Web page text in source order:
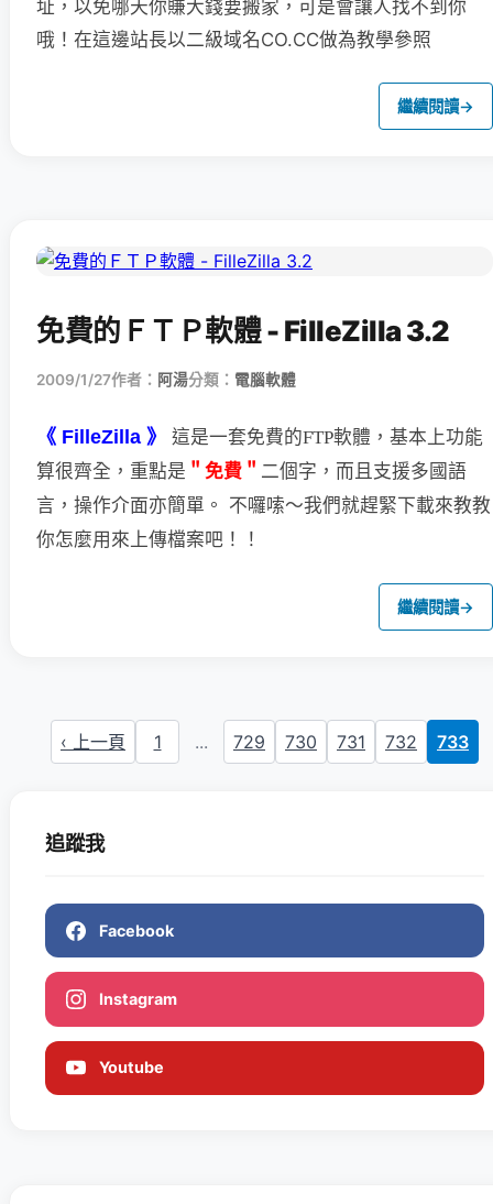
址，以免哪天你賺大錢要搬家，可是會讓人找不到你
哦！在這邊站長以二級域名CO.CC做為教學參照
繼續閱讀→
免費的ＦＴＰ軟體 - FilleZilla 3.2
2009/1/27作者： 阿湯分類： 電腦軟體
《 FilleZilla 》
這是一套免費的FTP軟體，基本上功能
算很齊全，重點是 ＂免費＂ 二個字， 而且支援多國語
言，操作介面亦簡單。
不囉嗦～我們就趕緊下載來教教
你怎麼用來上傳檔案吧！！
繼續閱讀→
‹ 上一頁 1 ... 729 730 731 732 733
追蹤我
Facebook
Instagram
Youtube